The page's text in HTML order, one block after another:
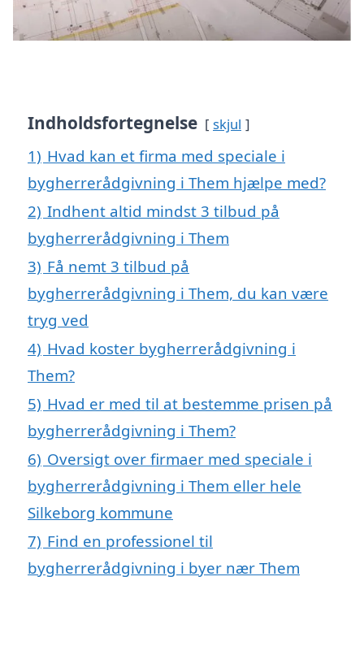
Indholdsfortegnelse skjul
1) Hvad kan et firma med speciale i
bygherrerådgivning i Them hjælpe med?
2) Indhent altid mindst 3 tilbud på
bygherrerådgivning i Them
3) Få nemt 3 tilbud på
bygherrerådgivning i Them, du kan være
tryg ved
4) Hvad koster bygherrerådgivning i
Them?
5) Hvad er med til at bestemme prisen på
bygherrerådgivning i Them?
6) Oversigt over firmaer med speciale i
bygherrerådgivning i Them eller hele
Silkeborg kommune
7) Find en professionel til
bygherrerådgivning i byer nær Them